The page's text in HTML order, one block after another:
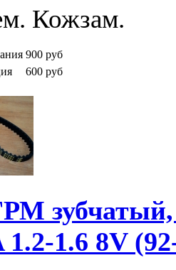
Кожзам.
900 руб
600 руб
1.2-1.6 8V